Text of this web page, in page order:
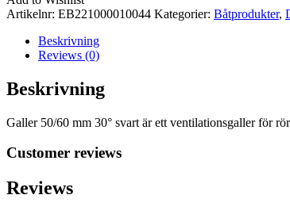
mängd
Artikelnr: EB221000010044 Kategorier: Båtprodukter,
Beskrivning
Reviews (0)
Beskrivning
Galler 50/60 mm 30° svart är ett ventilationsgaller för
Customer reviews
Reviews